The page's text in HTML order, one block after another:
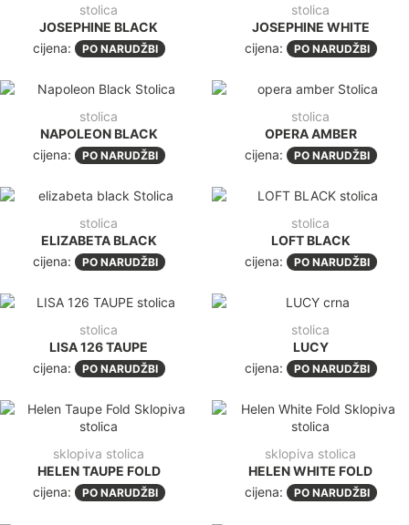
stolica
JOSEPHINE BLACK
cijena:
PO NARUDŽBI
stolica
JOSEPHINE WHITE
cijena:
PO NARUDŽBI
stolica
NAPOLEON BLACK
cijena:
PO NARUDŽBI
stolica
OPERA AMBER
cijena:
PO NARUDŽBI
stolica
ELIZABETA BLACK
cijena:
PO NARUDŽBI
stolica
LOFT BLACK
cijena:
PO NARUDŽBI
stolica
LISA 126 TAUPE
cijena:
PO NARUDŽBI
stolica
LUCY
cijena:
PO NARUDŽBI
sklopiva stolica
HELEN TAUPE FOLD
cijena:
PO NARUDŽBI
sklopiva stolica
HELEN WHITE FOLD
cijena:
PO NARUDŽBI